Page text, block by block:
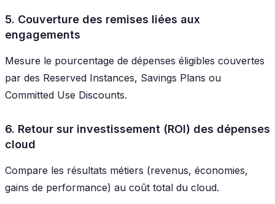
5. Couverture des remises liées aux
engagements
Mesure le pourcentage de dépenses éligibles couvertes
par des Reserved Instances, Savings Plans ou
Committed Use Discounts.
6. Retour sur investissement (ROI) des dépenses
cloud
Compare les résultats métiers (revenus, économies,
gains de performance) au coût total du cloud.